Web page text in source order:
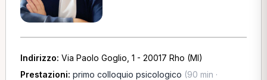
Indirizzo: Via Paolo Goglio, 1 - 20017 Rho (MI)
Prestazioni: primo colloquio psicologico (90 min ·